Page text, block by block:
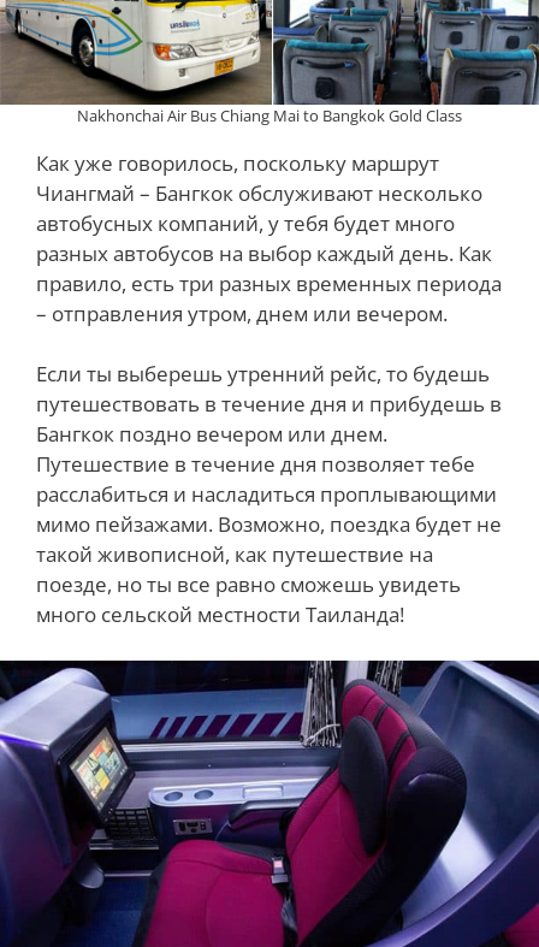
Nakhonchai Air Bus Chiang Mai to Bangkok Gold Class
Как уже говорилось, поскольку маршрут
Чиангмай – Бангкок обслуживают несколько
автобусных компаний, у тебя будет много
разных автобусов на выбор каждый день. Как
правило, есть три разных временных периода
– отправления утром, днем или вечером.
Если ты выберешь утренний рейс, то будешь
путешествовать в течение дня и прибудешь в
Бангкок поздно вечером или днем.
Путешествие в течение дня позволяет тебе
расслабиться и насладиться проплывающими
мимо пейзажами. Возможно, поездка будет не
такой живописной, как путешествие на
поезде, но ты все равно сможешь увидеть
много сельской местности Таиланда!